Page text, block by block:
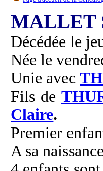
MALLET
Décédée le
Née le
Unie avec
Fils de
Claire.
Premier
A sa